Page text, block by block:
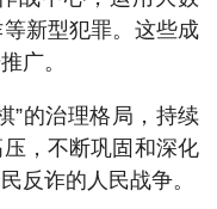
新型犯罪。这些成
广。
”的治理格局，持续
，不断巩固和深化
反诈的人民战争。